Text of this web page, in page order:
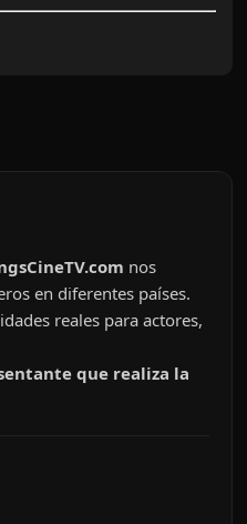
nos
en diferentes países.
reales para actores,
que realiza la